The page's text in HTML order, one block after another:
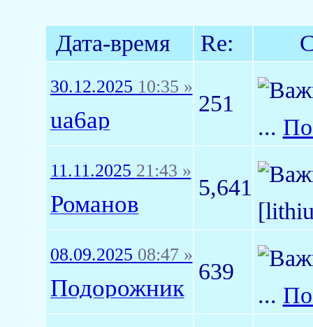
Дата-время Re:
30.12.2025 10:35 »
ua6ap
251
...
11.11.2025 21:43 »
Романов
5,641
08.09.2025 08:47 »
Подорожник
639
...